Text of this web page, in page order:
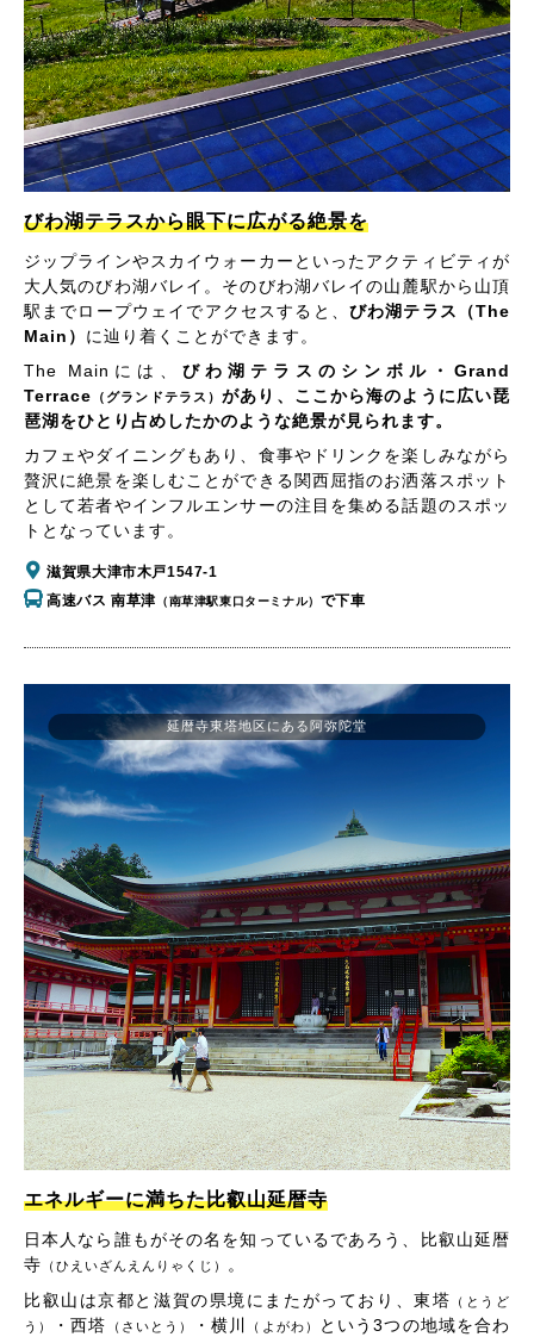
びわ湖テラスから眼下に広がる絶景を
ジップラインやスカイウォーカーといったアクティビティが
大人気のびわ湖バレイ。そのびわ湖バレイの山麓駅から山頂
駅までロープウェイでアクセスすると、 びわ湖テラス（The
Main） に辿り着くことができます。
The Mainには、 びわ湖テラスのシンボル・Grand
Terrace （グランドテラス）があり、ここから海のように広い琵
琶湖をひとり占めしたかのような絶景が見られます。
カフェやダイニングもあり、食事やドリンクを楽しみながら
贅沢に絶景を楽しむことができる関西屈指のお洒落スポット
として若者やインフルエンサーの注目を集める話題のスポッ
トとなっています。
滋賀県大津市木戸1547-1
高速バス 南草津 （南草津駅東口ターミナル） で下車
延暦寺東塔地区にある阿弥陀堂
エネルギーに満ちた比叡山延暦寺
日本人なら誰もがその名を知っているであろう、比叡山延暦
寺 （ひえいざんえんりゃくじ） 。
比叡山は京都と滋賀の県境にまたがっており、東塔
（とうど
う）
・西塔 （さいとう） ・横川 （よがわ） という3つの地域を合わ